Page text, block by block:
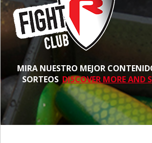
MIRA NUESTRO MEJOR
SORTEOS DISCOVER MORE AND